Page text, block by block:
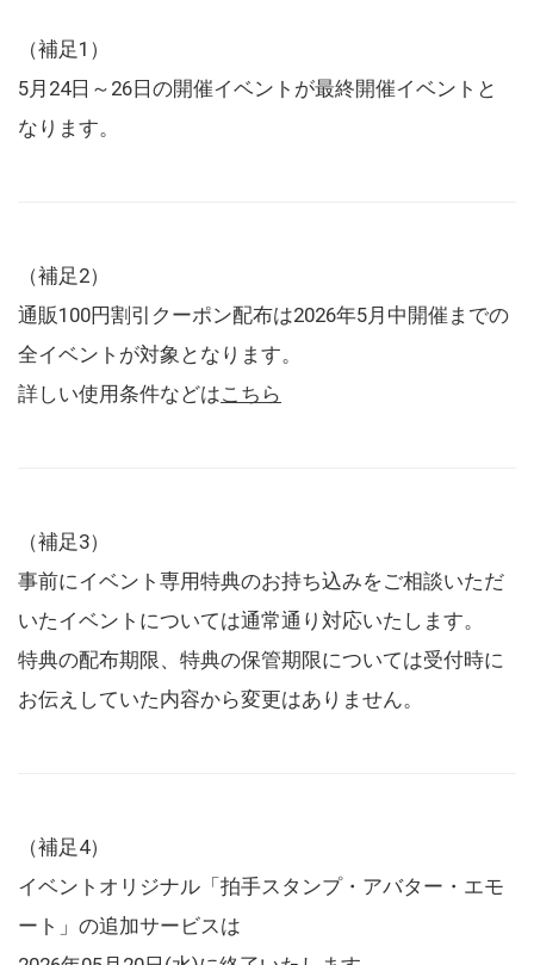
（補足1）
5月24日～26日の開催イベントが最終開催イベントと
なります。
（補足2）
通販100円割引クーポン配布は2026年5月中開催までの
全イベントが対象となります。
詳しい使用条件などはこちら
（補足3）
事前にイベント専用特典のお持ち込みをご相談いただ
いたイベントについては通常通り対応いたします。
特典の配布期限、特典の保管期限については受付時に
お伝えしていた内容から変更はありません。
（補足4）
イベントオリジナル「拍手スタンプ・アバター・エモ
ート」の追加サービスは